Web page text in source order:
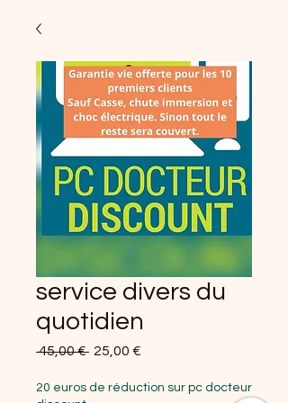
service divers du
quotidien
45,00 € Prix original
25,00 €
20 euros de réduction sur pc docteur